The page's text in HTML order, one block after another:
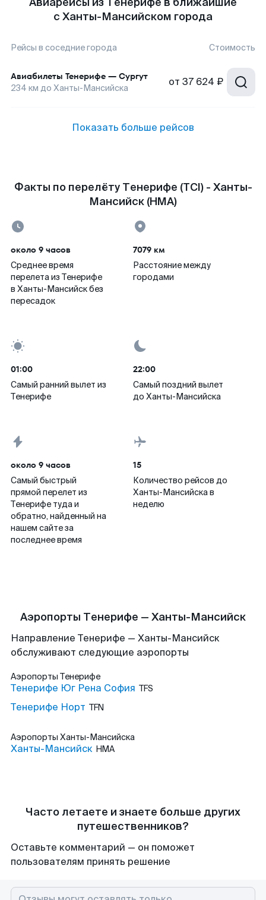
с Ханты-Мансийском города
Рейсы в соседние города Стоимость
Авиабилеты Тенерифе — Сургут
234 км до Ханты-Мансийска от 37 624 ₽
Показать больше рейсов
Факты по перелёту Тенерифе (TCI) - Ханты-
Мансийск (HMA)
около 9 часов
Среднее время
перелета из Тенерифе
в Ханты-Мансийск без
пересадок
7079 км
Расстояние между
городами
01:00
Самый ранний вылет из
Тенерифе
22:00
Самый поздний вылет
до Ханты-Мансийска
около 9 часов
Самый быстрый
прямой перелет из
Тенерифе туда и
обратно, найденный на
нашем сайте за
последнее время
15
Количество рейсов до
Ханты-Мансийска в
неделю
Аэропорты Тенерифе — Ханты-Мансийск
Направление Тенерифе — Ханты-Мансийск
обслуживают следующие аэропорты
Аэропорты Тенерифе
Тенерифе Юг Рена София TFS
Тенерифе Норт TFN
Аэропорты Ханты-Мансийска
Ханты-Мансийск HMA
Часто летаете и знаете больше других
путешественников?
Оставьте комментарий — он поможет
пользователям принять решение